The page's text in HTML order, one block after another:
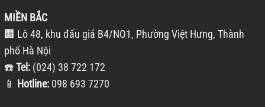
MIỀN BẮC
🏢 Lô 48, khu đấu giá B4/NO1, Phường Việt Hưng, Thành
phố Hà Nội
☎️Tel: (024) 38 722 172
📱 Hotline: 098 693 7270